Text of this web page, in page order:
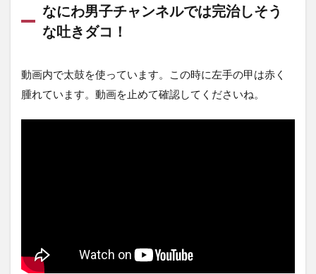
なにわ男子チャンネルでは完治しそう
な吐きダコ！
動画内で太鼓を使っています。この時に左手の甲は赤く
腫れています。動画を止めて確認してくださいね。